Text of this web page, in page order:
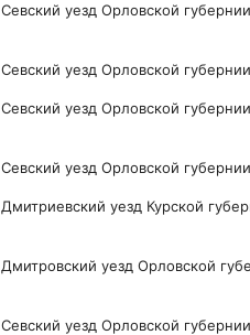
Севский уезд Орловской губернии
Севский уезд Орловской губернии
Севский уезд Орловской губернии
Севский уезд Орловской губернии
Дмитриевский уезд Курской
Дмитровский уезд Орловской
Севский уезд Орловской губернии